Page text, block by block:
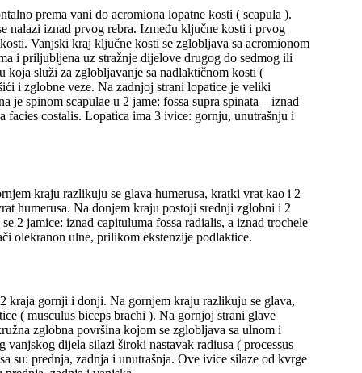
prema vani do acromiona lopatne kosti ( scapula ).
iznad prvog rebra. Između ključne kosti i prvog
Vanjski kraj ključne kosti se zglobljava sa acromionom
i priljubljena uz stražnje dijelove drugog do sedmog ili
koja služi za zglobljavanje sa nadlaktičnom kosti (
i zglobne veze. Na zadnjoj strani lopatice je veliki
je spinom scapulae u 2 jame: fossa supra spinata – iznad
facies costalis. Lopatica ima 3 ivice: gornju, unutrašnju i
kraju razlikuju se glava humerusa, kratki vrat kao i 2
humerusa. Na donjem kraju postoji srednji zglobni i 2
2 jamice: iznad capituluma fossa radialis, a iznad trochele
olekranon ulne, prilikom ekstenzije podlaktice.
kraja gornji i donji. Na gornjem kraju razlikuju se glava,
( musculus biceps brachi ). Na gornjoj strani glave
zglobna površina kojom se zglobljava sa ulnom i
dijela silazi široki nastavak radiusa ( processus
su: prednja, zadnja i unutrašnja. Ove ivice silaze od kvrge